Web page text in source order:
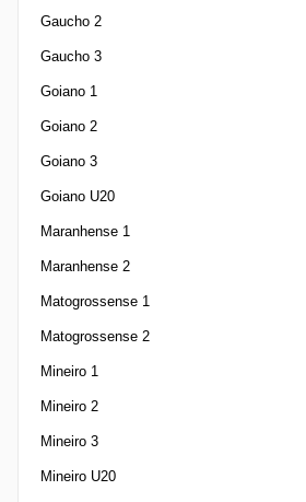
Gaucho 2
Gaucho 3
Goiano 1
Goiano 2
Goiano 3
Goiano U20
Maranhense 1
Maranhense 2
Matogrossense 1
Matogrossense 2
Mineiro 1
Mineiro 2
Mineiro 3
Mineiro U20